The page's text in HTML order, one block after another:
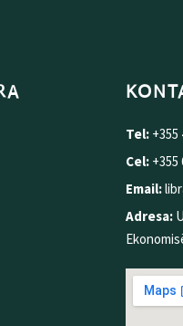
Tel: +355
Cel: +355
Email:
Adresa: